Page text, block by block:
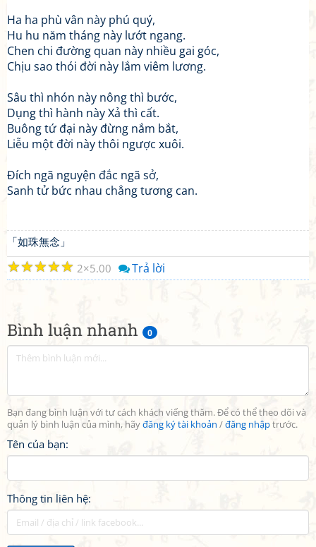
Bình luận nhanh 0
Bạn đang bình luận với tư cách khách viếng thăm. Để có thể theo dõi và
quản lý bình luận của mình, hãyđăng ký tài khoản /đăng nhậptrước.
Tên của bạn:
Thông tin liên hệ:
Ha ha phù vân này phú quý,
Hu hu năm tháng này lướt ngang.
Chen chi đường quan này nhiều gai góc,
Chịu sao thói đời này lắm viêm lương.
Sâu thì nhón này nông thì bước,
Dụng thì hành này Xả thì cất.
Buông tứ đại này đừng nắm bắt,
Liễu một đời này thôi ngược xuôi.
Đích ngã nguyện đắc ngã sở,
Sanh tử bức nhau chẳng tương can.
「如珠無念」
☆
☆
☆
☆
☆ 2 5.00 Trả lời